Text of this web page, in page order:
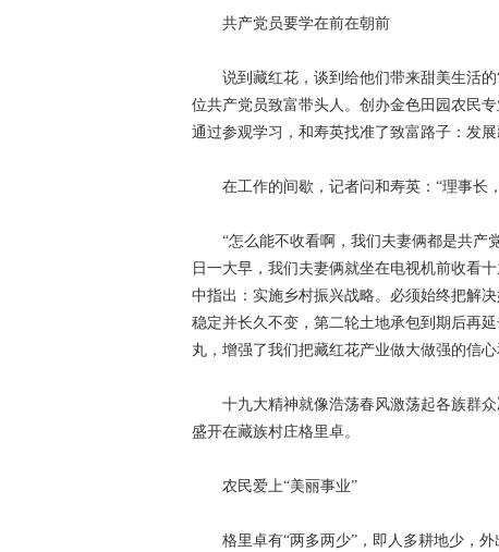
共产党员要学在前在朝前
说到藏红花，谈到给他们带来甜美生活
位共产党员致富带头人。创办金色田园农民
通过参观学习，和寿英找准了致富路子：发
在工作的间歇，记者问和寿英：“理事长
“怎么能不收看啊，我们夫妻俩都是共产
日一大早，我们夫妻俩就坐在电视机前收看
中指出：实施乡村振兴战略。必须始终把解
稳定并长久不变，第二轮土地承包到期后再
丸，增强了我们把藏红花产业做大做强的信
十九大精神就像浩荡春风激荡起各族群
盛开在藏族村庄格里卓。
农民爱上“美丽事业”
格里卓有“两多两少”，即人多耕地少，